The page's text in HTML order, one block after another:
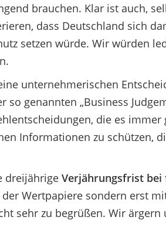
brauchen. Klar ist auch,
dass Deutschland sich
setzen würde. Wir würden
unternehmerischen
genannten „Business
die es
Informationen zu schützen,
dreijährige Verjährungsfrist
Wertpapiere sondern erst
sehr zu begrüßen. Wir